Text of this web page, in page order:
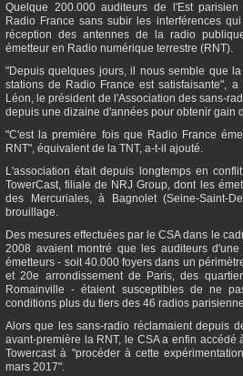
Quelque 200.000 auditeurs de l'Est
Radio France sans subir les interférences
réception des antennes de la radio
émetteur en Radio numérique terrestre (RNT).
"Depuis quelques jours, il nous semble que
stations de Radio France est satisfaisante",
Léon, le président de l'Association des sans-
depuis une dizaine d'années pour obtenir gain
"C'est la première fois que Radio France
RNT", équivalent de la TNT, a-t-il ajouté.
L'association était depuis longtemps en
TowerCast, filiale de NRJ Group, dont les
des Mercuriales, à Bagnolet (Seine-Saint-
brouillage.
Des mesures effectuées par le CSA dans le
2008 avaient montré que les auditeurs
émetteurs - soit 40.000 foyers dans un
et 20e arrondissement de Paris, des
Romainville - étaient susceptibles de ne
conditions plus du tiers des 46 radios
Alors que les sans-radio réclamaient depuis
avant-première la RNT, le CSA a enfin
Towercast à "procéder à cette
mars 2017".